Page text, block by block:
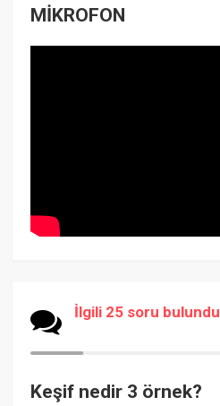
MİKROFON
İlgili 25 soru bulundu
Keşif nedir 3 örnek?